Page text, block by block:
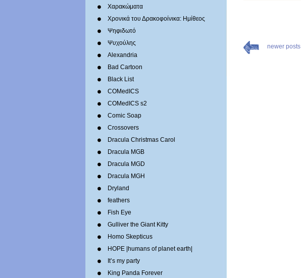
Χαρακώματα
Χρονικά του Δρακοφοίνικα: Ημίθεος
Ψηφιδωτό
Ψυχούλης
Alexandria
Bad Cartoon
Black List
COMedICS
COMedICS s2
Comic Soap
Crossovers
Dracula Christmas Carol
Dracula MGB
Dracula MGD
Dracula MGH
Dryland
feathers
Fish Eye
Gulliver the Giant Kitty
Homo Skepticus
HOPE |humans of planet earth|
It’s my party
King Panda Forever
newer posts